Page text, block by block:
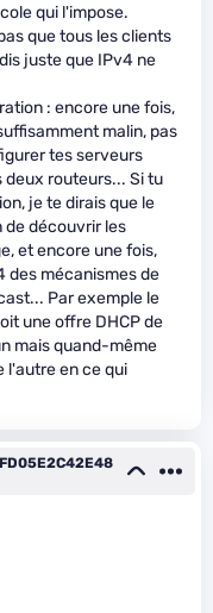
qui l'impose.
que tous les clients
juste que IPv4 ne
: encore une fois,
malin, pas
tes serveurs
deux routeurs... Si tu
je te dirais que le
de découvrir les
et encore une fois,
des mécanismes de
Par exemple le
une offre DHCP de
mais quand-même
l'autre en ce qui